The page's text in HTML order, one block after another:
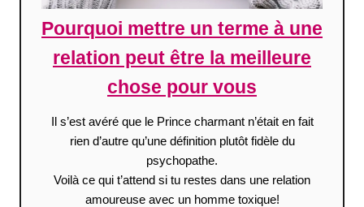
Pourquoi mettre un terme à une
relation peut être la meilleure
chose pour vous
Il s’est avéré que le Prince charmant n’était en fait
rien d’autre qu’une définition plutôt fidèle du
psychopathe.
Voilà ce qui t’attend si tu restes dans une relation
amoureuse avec un homme toxique!